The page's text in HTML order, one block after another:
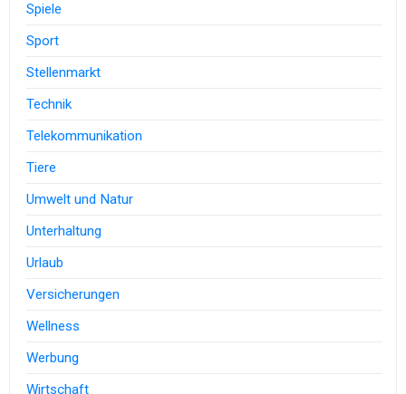
Spiele
Sport
Stellenmarkt
Technik
Telekommunikation
Tiere
Umwelt und Natur
Unterhaltung
Urlaub
Versicherungen
Wellness
Werbung
Wirtschaft